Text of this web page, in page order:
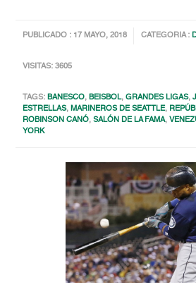
PUBLICADO : 17 MAYO, 2018 CATEGORIA :
VISITAS: 3605
TAGS:BANESCO,BEISBOL,GRANDES LIGAS,
ESTRELLAS,MARINEROS DE SEATTLE,
ROBINSON CANÓ,SALÓN DE LA FAMA,
YORK